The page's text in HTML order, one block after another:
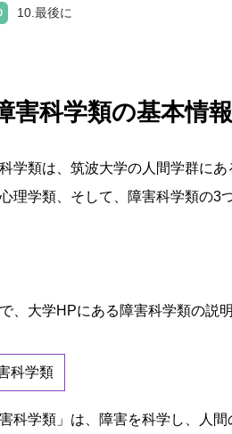
10.最後に
害科学類の基本情報
学類は、筑波大学の人間学群に
理学類、そして、障害科学類の3
、大学HPにある障害科学類の説
科学類
害科学類」は、障害を科学し、人